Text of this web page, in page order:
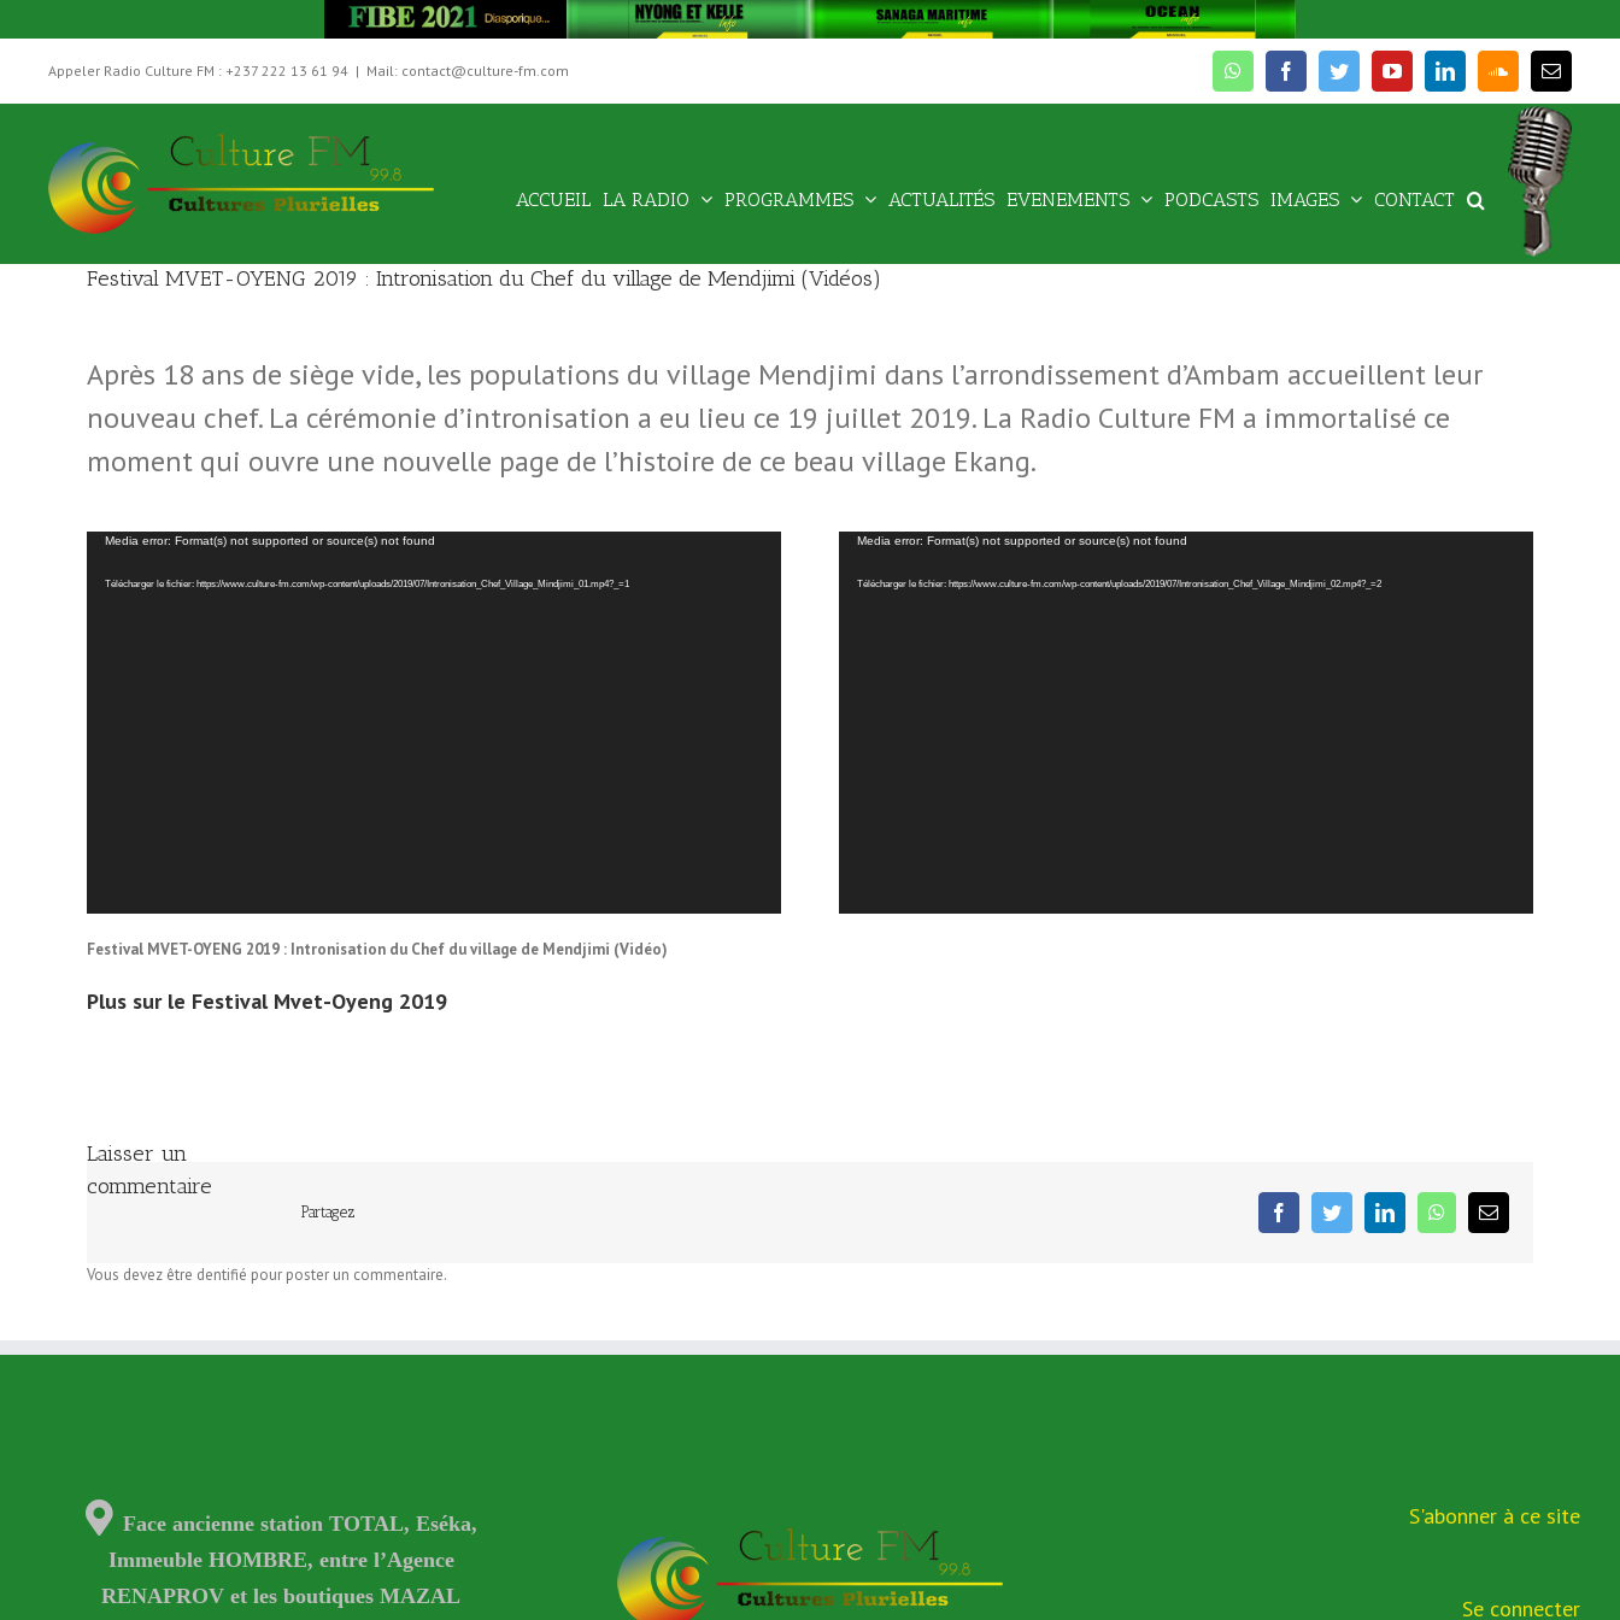
Appeler Radio Culture FM : +237 222 13 61 94 | Mail: contact@culture-fm.com whatsappfacebooktwitter youtubelinkedinsoundcloud
Email
ACCUEIL LA RADIO PROGRAMMES ACTUALITÉS EVENEMENTS PODCASTS IMAGES CONTACT
Festival MVET-OYENG 2019 : Intronisation du Chef du village de Mendjimi (Vidéos)
Après 18 ans de siège vide, les populations du village Mendjimi dans l’arrondissement d’Ambam accueillent leur
nouveau chef. La cérémonie d’intronisation a eu lieu ce 19 juillet 2019. La Radio Culture FM a immortalisé ce
moment qui ouvre une nouvelle page de l’histoire de ce beau village Ekang.
Lecteur
Media error: Format(s) not supported or source(s) not found
Télécharger le fichier: https://www.culture-fm.com/wp-content/uploads/2019/07/Intronisation_Chef_Village_Mindjimi_01.mp4?_=1
Lecteur
Media error: Format(s) not supported or source(s) not found
Télécharger le fichier: https://www.culture-fm.com/wp-content/uploads/2019/07/Intronisation_Chef_Village_Mindjimi_02.mp4?_=2
Festival MVET-OYENG 2019 : Intronisation du Chef du village de Mendjimi (Vidéo)
Plus sur le Festival Mvet-Oyeng 2019
Partagez facebooktwitter linkedin whatsappEmail
Laisser un
commentaire
Vous devez être dentifié pour poster un commentaire.
Face ancienne station TOTAL, Eséka,
Immeuble HOMBRE, entre l’Agence
RENAPROV et les boutiques MAZAL
S'abonner à ce site
Se connecter